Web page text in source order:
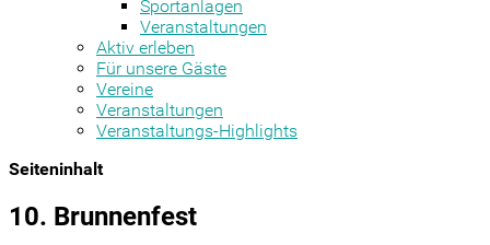
Sportanlagen
Veranstaltungen
Aktiv erleben
Für unsere Gäste
Vereine
Veranstaltungen
Veranstaltungs-Highlights
Seiteninhalt
10. Brunnenfest